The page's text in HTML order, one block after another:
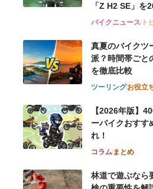
「Z H2 SE」
バイクニュースト
真夏のバイクツ
派？時間帯ごと
を徹底比較
ツーリングお役立
【2026年版】
ーバイクおすす
れ！
コラムまとめ
林道で遊ぶなら